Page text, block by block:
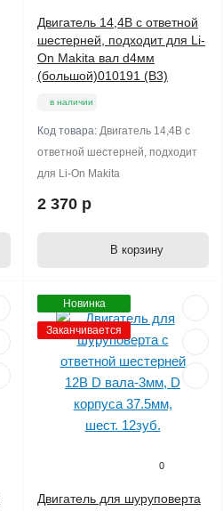
Двигатель 14,4В с ответной
шестерней, подходит для Li-
On Makita вал d4мм
(большой)010191 (B3)
в наличии
Код товара: Двигатель 14,4В с
ответной шестерней, подходит
для Li-On Makita
2 370 р
В корзину
Новинка
Заканчивается
0
Двигатель для шуруповерта